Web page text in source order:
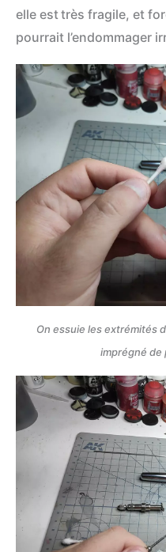
elle est très fragile, et
pourrait l’endommager
On essuie les extrémités
imprégné de